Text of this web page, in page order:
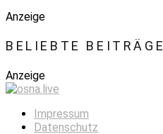
Anzeige
BELIEBTE BEITRÄGE
Anzeige
Impressum
Datenschutz